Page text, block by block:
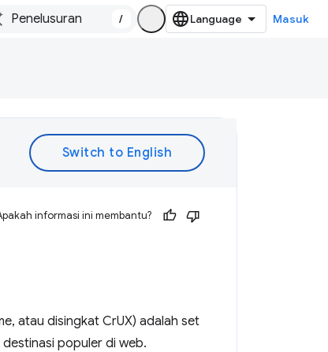
/ Masuk
informasi ini membantu?
atau disingkat CrUX) adalah set
populer di web.